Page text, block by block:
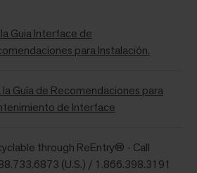
Guia Interface de
para Instalación.
la Guía de Recomendaciones para
de Interface
through ReEntry® - Call
(U.S.) / 1.866.398.3191